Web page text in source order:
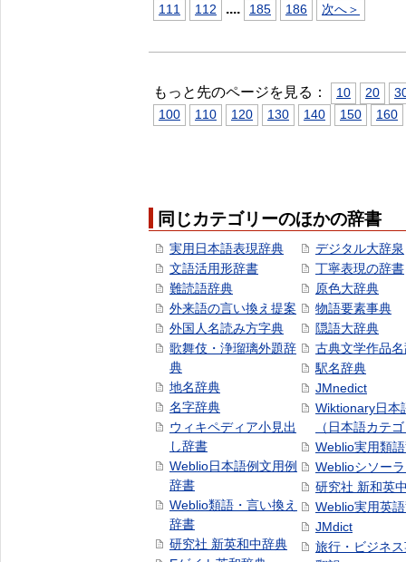
111
112 .... 185 186 次へ＞
もっと先のページを見る： 10 20
100
110 120 130 140 150 160
同じカテゴリーのほかの辞書
実用日本語表現辞典
文語活用形辞書
難読語辞典
外来語の言い換え提案
外国人名読み方字典
歌舞伎・浄瑠璃外題辞
典
地名辞典
名字辞典
ウィキペディア小見出
し辞書
Weblio日本語例文用例
辞書
Weblio類語・言い換え
辞書
研究社 新英和中辞典
デジタル大辞泉
丁寧表現の辞書
原色大辞典
物語要素事典
隠語大辞典
古典文学作品
駅名辞典
JMnedict
Wiktionary日本
（日本語カテ
Weblio実用類
Weblioシソー
研究社 新和英
Weblio実用英
JMdict
旅行・ビジネ